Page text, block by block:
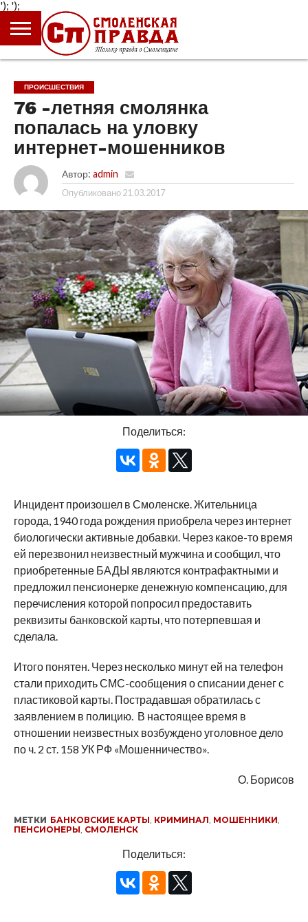
');
ГЛАВНАЯ
НОВОСТИ
ПРОИСШЕСТВИЯ
ПОЛИТИКА
КУЛЬТУРА
ЭКОНОМИКА
ОБЩЕСТВО
БЛОГИ
ПРОИСШЕСТВИЯ
76 -летняя смолянка
попалась на уловку
интернет-мошенников
Автор: admin
Опубликовано 21.03.2017
Поделиться:
Инцидент произошел в Смоленске. Жительница
города, 1940 года рождения приобрела через интернет
биологически активные добавки. Через какое-то время
ей перезвонил неизвестный мужчина и сообщил, что
приобретенные БАДЫ являются контрафактными и
предложил пенсионерке денежную компенсацию, для
перечисления которой попросил предоставить
реквизиты банковской карты, что потерпевшая и
сделала.
Итого понятен. Через несколько минут ей на телефон
стали приходить СМС-сообщения о списании денег с
пластиковой карты. Пострадавшая обратилась с
заявлением в полицию. В настоящее время в
отношении неизвестных возбуждено уголовное дело
по ч. 2 ст. 158 УК РФ «Мошенничество».
О. Борисов
МЕТКИ БАНКОВСКИЕ КАРТЫ КРИМИНАЛ МОШЕННИКИ
ПЕНСИОНЕРЫ СМОЛЕНСК
Поделиться:
');